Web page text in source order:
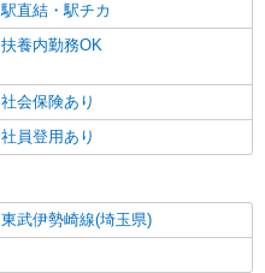
駅直結・駅チカ
扶養内勤務OK
社会保険あり
社員登用あり
東武伊勢崎線(埼玉県)